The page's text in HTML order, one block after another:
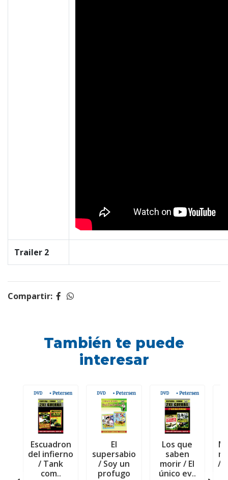
Trailer 2
Compartir:
También te puede
interesar
Escuadron
del infierno
/ Tank
com..
El
supersabio
/ Soy un
profugo
Los que
saben
morir / El
único ev..
/